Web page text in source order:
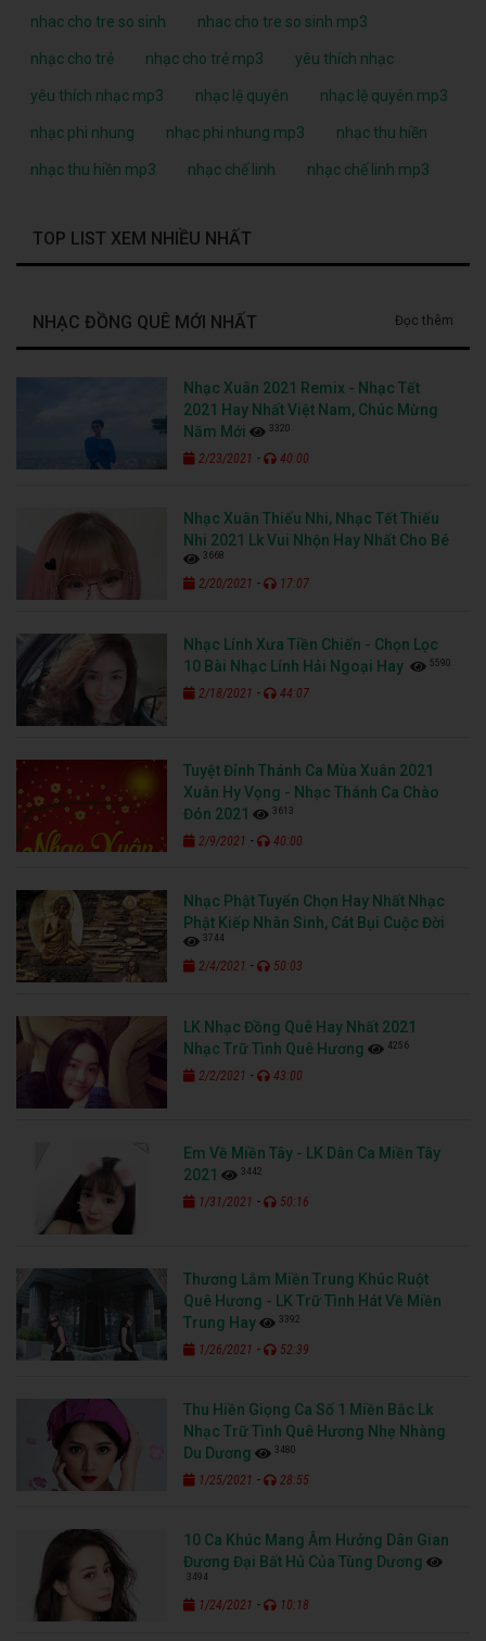
nhac cho tre so sinh nhac cho tre so sinh mp3
nhạc cho trẻ nhạc cho trẻ mp3 yêu thích nhạc
yêu thích nhạc mp3 nhạc lệ quyên nhạc lệ quyên mp3
nhạc phi nhung nhạc phi nhung mp3 nhạc thu hiền
nhạc thu hiền mp3 nhạc chế linh nhạc chế linh mp3
TOP LIST XEM NHIỀU NHẤT
NHẠC ĐỒNG QUÊ MỚI NHẤT Đọc thêm
Nhạc Xuân 2021 Remix - Nhạc Tết
2021 Hay Nhất Việt Nam, Chúc Mừng
Năm Mới
3320
2/23/2021 - 40:00
Nhạc Xuân Thiếu Nhi, Nhạc Tết Thiếu
Nhi 2021 Lk Vui Nhộn Hay Nhất Cho Bé
3668
2/20/2021 - 17:07
Nhạc Lính Xưa Tiền Chiến - Chọn Lọc
10 Bài Nhạc Lính Hải Ngoại Hay
5590
2/18/2021 - 44:07
Tuyệt Đỉnh Thánh Ca Mùa Xuân 2021
Xuân Hy Vọng - Nhạc Thánh Ca Chào
Đón 2021
3613
2/9/2021 - 40:00
Nhạc Phật Tuyển Chọn Hay Nhất Nhạc
Phật Kiếp Nhân Sinh, Cát Bụi Cuộc Đời
3744
2/4/2021 - 50:03
LK Nhạc Đồng Quê Hay Nhất 2021
Nhạc Trữ Tình Quê Hương
4256
2/2/2021 - 43:00
Em Về Miền Tây - LK Dân Ca Miền Tây
2021
3442
1/31/2021 - 50:16
Thương Lắm Miền Trung Khúc Ruột
Quê Hương - LK Trữ Tình Hát Về Miền
Trung Hay
3392
1/26/2021 - 52:39
Thu Hiền Giọng Ca Số 1 Miền Bắc Lk
Nhạc Trữ Tình Quê Hương Nhẹ Nhàng
Du Dương
3480
1/25/2021 - 28:55
10 Ca Khúc Mang Âm Hưởng Dân Gian
Đương Đại Bất Hủ Của Tùng Dương
3494
1/24/2021 - 10:18